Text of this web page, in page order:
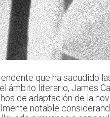
que ha sacudido
ámbito literario, James
de adaptación de la
notable